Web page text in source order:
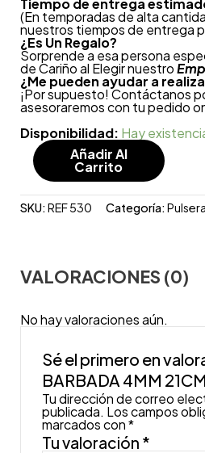
(En temporadas de alta
nuestros tiempos de entrega
¿Es Un Regalo?
Sorprende a esa persona
de Cariño al Elegir nuestro
¿Me pueden ayudar a
¡Por supuesto! Contáctanos
asesoraremos con tu pedido
Disponibilidad: Hay
Añadir Al
Carrito
SKU:REF 530 Categoría:
VALORACIONES (0)
No hay valoraciones aún.
Sé el primero en
BARBADA 4MM
Tu dirección de correo
publicada. Los campos
marcados con*
Tu valoración *